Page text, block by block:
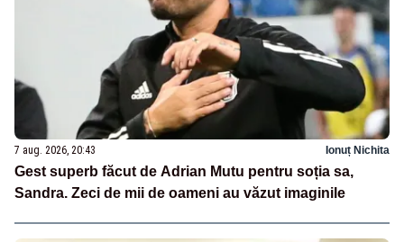
7 aug. 2026, 20:43 Ionuț Nichita
Gest superb făcut de Adrian Mutu pentru soția sa,
Sandra. Zeci de mii de oameni au văzut imaginile